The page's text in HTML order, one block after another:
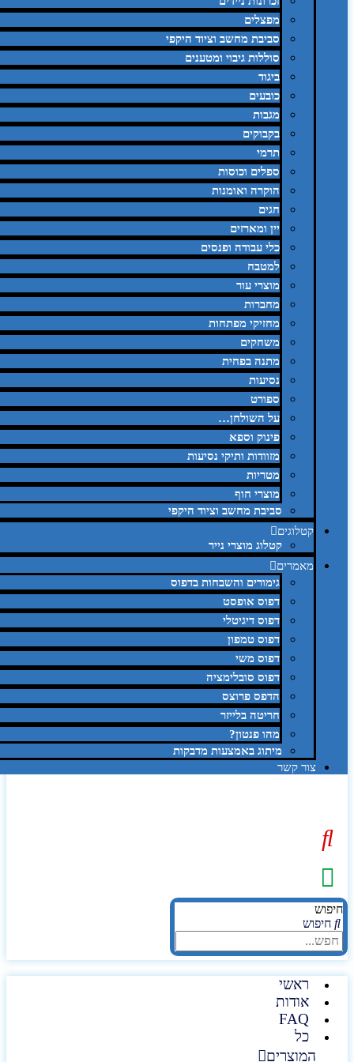
מפצלים
סביבת מחשב וציוד היקפי
סוללות גיבוי ומטענים
ביגוד
כובעים
מגבות
בקבוקים
תרמי
ספלים וכוסות
הוקרה ואומנות
חגים
יין ומארזים
כלי עבודה ופנסים
למטבח
מוצרי עור
מחברות
מחזיקי מפתחות
משחקים
מתנה בפחית
נסיעות
ספורט
על השולחן…
פינוק וספא
מזוודות ותיקי נסיעות
מטריות
מוצרי חוף
סביבת מחשב וציוד היקפי
קטלוגים
קטלוג מוצרי נייר
מאמרים
גימורים והשבחות בדפוס
דפוס אופסט
דפוס דיגיטלי
דפוס טמפון
דפוס משי
דפוס סובלימציה
הדפס פרוצס
חריטה בלייזר
מהו פנטון?
מיתוג באמצעות מדבקות
צור קשר
חיפוש
ראשי
אודות
FAQ
כל
המוצרים